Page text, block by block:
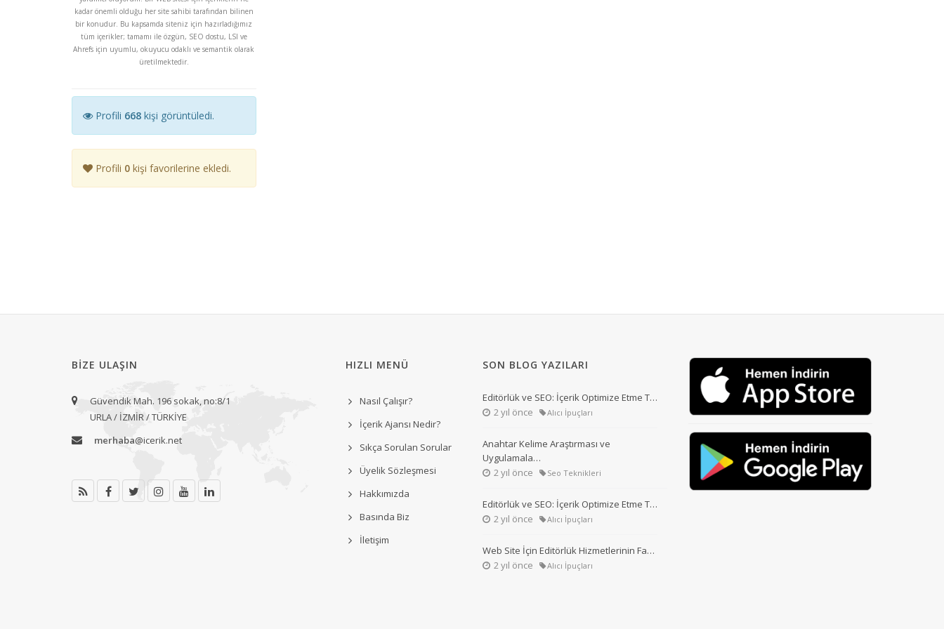
kadar önemli olduğu her site sahibi tarafından bilinen
bir konudur. Bu kapsamda siteniz için hazırladığımız
tüm içerikler; tamamı ile özgün, SEO dostu, LSI ve
Ahrefs için uyumlu, okuyucu odaklı ve semantik olarak
üretilmektedir.
Profili 668 kişi görüntüledi.
Profili 0 kişi favorilerine ekledi.
BIZE ULAŞIN
Güvendik Mah. 196 sokak, no:8/1
URLA / İZMİR / TÜRKİYE
merhaba@icerik.net
HIZLI MENÜ
Nasıl Çalışır?
İçerik Ajansı Nedir?
Sıkça Sorulan Sorular
Üyelik Sözleşmesi
Hakkımızda
Basında Biz
İletişim
SON BLOG YAZILARI
Editörlük ve SEO: İçerik Optimize Etme T…
2 yıl önce
Alıcı İpuçları
Anahtar Kelime Araştırması ve
Uygulamala…
2 yıl önce
Seo Teknikleri
Editörlük ve SEO: İçerik Optimize Etme T…
2 yıl önce
Alıcı İpuçları
Web Site İçin Editörlük Hizmetlerinin Fa…
2 yıl önce
Alıcı İpuçları